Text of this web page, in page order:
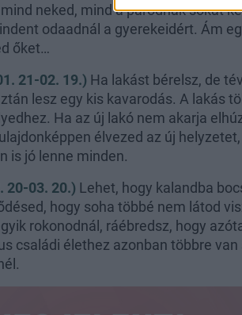
neked, mind a párodnak sokat
odaadnál a gyerekeidért. Ám
őket…
21-02. 19.) Ha lakást bérelsz, de
lesz egy kis kavarodás. A lakás
Ha az új lakó nem akarja
élvezed az új
is jó lenne minden.
20-03. 20.) Lehet, hogy kalandba
hogy soha többé nem látod
rokonodnál, ráébredsz, hogy
családi élethez azonban többre